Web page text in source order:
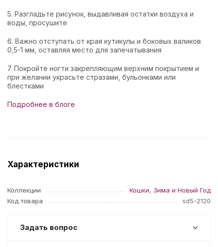
5. Разгладьте рисунок, выдавливая остатки воздуха и
воды, просушите
6. Важно отступать от края кутикулы и боковых валиков
0,5-1 мм, оставляя место для запечатывания
7. Покройте ногти закрепляющим верхним покрытием и
при желании украсьте стразами, бульонками или
блестками
Подробнее в блоге
Характеристики
Коллекции Кошки, Зима и Новый Год
Код товара
sd5-2120
Задать вопрос